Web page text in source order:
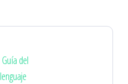
Guía del
lenguaje